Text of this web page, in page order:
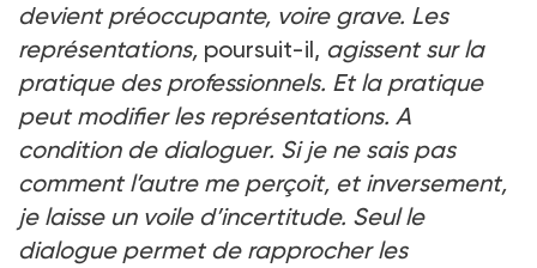
devient préoccupante, voire grave. Les
représentations, poursuit-il, agissent sur la
pratique des professionnels. Et la pratique
peut modifier les représentations. A
condition de dialoguer. Si je ne sais pas
comment l’autre me perçoit, et inversement,
je laisse un voile d’incertitude. Seul le
dialogue permet de rapprocher les